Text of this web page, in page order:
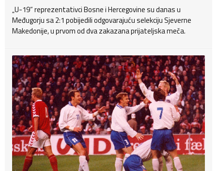
„U-19“ reprezentativci Bosne i Hercegovine su danas u
Međugorju sa 2:1 pobijedili odgovarajuću selekciju Sjeverne
Makedonije, u prvom od dva zakazana prijateljska meča.